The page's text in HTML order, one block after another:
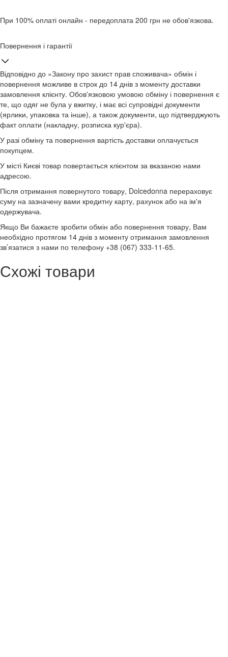
При 100% оплаті онлайн - передоплата 200 грн не обов'язкова.
Повернення і гарантії
Відповідно до «Закону про захист прав споживача» обмін і
повернення можливе в строк до 14 днів з моменту доставки
замовлення клієнту. Обов'язковою умовою обміну і повернення є
те, що одяг не була у вжитку, і має всі супровідні документи
(ярлики, упаковка та інше), а також документи, що підтверджують
факт оплати (накладну, розписка кур'єра).
У разі обміну та повернення вартість доставки оплачується
покупцем.
У місті Києві товар повертається клієнтом за вказаною нами
адресою.
Після отримання повернутого товару, Dolcedonna перераховує
суму на зазначену вами кредитну карту, рахунок або на ім'я
одержувача.
Якщо Ви бажаєте зробити обмін або повернення товару, Вам
необхідно протягом 14 днів з моменту отримання замовлення
зв’язатися з нами по телефону +38 (067) 333-11-65.
Схожі товари